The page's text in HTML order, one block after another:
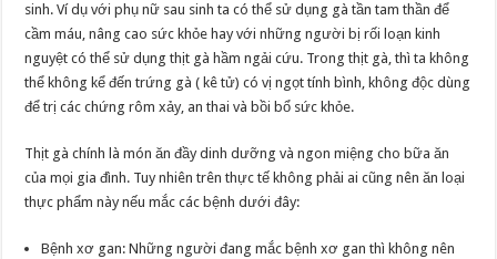
sinh. Ví dụ với phụ nữ sau sinh ta có thể sử dụng gà tần tam thần để
cầm máu, nâng cao sức khỏe hay với những người bị rối loạn kinh
nguyệt có thể sử dụng thịt gà hầm ngải cứu. Trong thịt gà, thì ta không
thể không kể đến trứng gà ( kê tử) có vị ngọt tính bình, không độc dùng
để trị các chứng rôm xảy, an thai và bồi bổ sức khỏe.
Thịt gà chính là món ăn đầy dinh dưỡng và ngon miệng cho bữa ăn
của mọi gia đình. Tuy nhiên trên thực tế không phải ai cũng nên ăn loại
thực phẩm này nếu mắc các bệnh dưới đây:
Bệnh xơ gan: Những người đang mắc bệnh xơ gan thì không nên